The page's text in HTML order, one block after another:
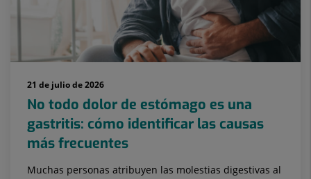
21 de julio de 2026
No todo dolor de estómago es una
gastritis: cómo identificar las causas
más frecuentes
Muchas personas atribuyen las molestias digestivas al